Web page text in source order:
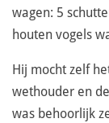
wagen: 5
houten vogels
Hij mocht zelf
wethouder en
was behoorlijk